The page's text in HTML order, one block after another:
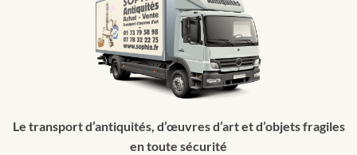
Le transport d’antiquités, d’œuvres d’art et d’objets fragiles
en toute sécurité